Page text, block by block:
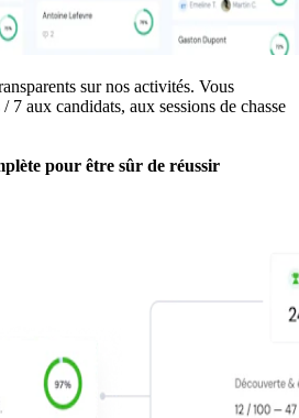
sur nos activités. Vous
7 aux candidats, aux sessions de chasse
pour être sûr de réussir